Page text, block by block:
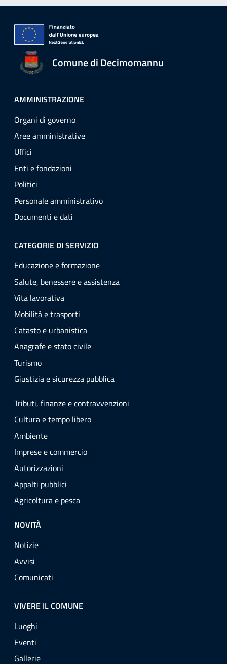
Comune di Decimomannu
AMMINISTRAZIONE
Organi di governo
Aree amministrative
Uffici
Enti e fondazioni
Politici
Personale amministrativo
Documenti e dati
CATEGORIE DI SERVIZIO
Educazione e formazione
Salute, benessere e assistenza
Vita lavorativa
Mobilità e trasporti
Catasto e urbanistica
Anagrafe e stato civile
Turismo
Giustizia e sicurezza pubblica
Tributi, finanze e contravvenzioni
Cultura e tempo libero
Ambiente
Imprese e commercio
Autorizzazioni
Appalti pubblici
Agricoltura e pesca
NOVITÀ
Notizie
Avvisi
Comunicati
VIVERE IL COMUNE
Luoghi
Eventi
Gallerie